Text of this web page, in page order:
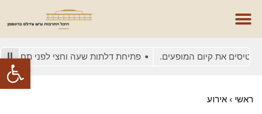
פתח את קיום המופעים. פתיחת דלתות שעה וחצי לפני תחילת
ראשי › אירוע